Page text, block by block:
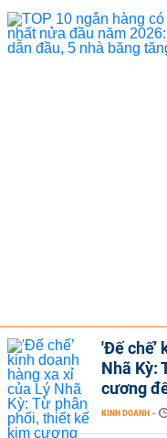
'Đế chế’
Nhã Kỳ:
cương
KINH DOANH -